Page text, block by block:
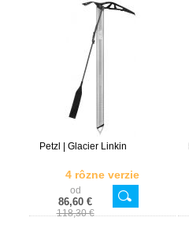
Petzl | Glacier Linkin
4 rôzne verzie
od
86,60 €
118,30 €